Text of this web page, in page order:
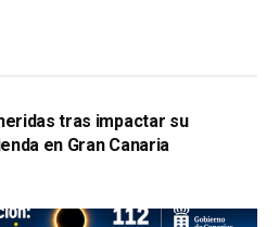
tras impactar su
en Gran Canaria